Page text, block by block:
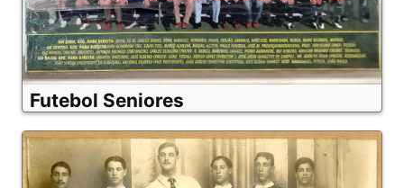
Futebol Seniores